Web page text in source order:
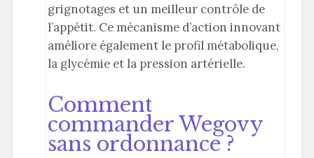
grignotages et un meilleur contrôle de
l’appétit. Ce mécanisme d’action innovant
améliore également le profil métabolique,
la glycémie et la pression artérielle.
Comment
commander Wegovy
sans ordonnance ?